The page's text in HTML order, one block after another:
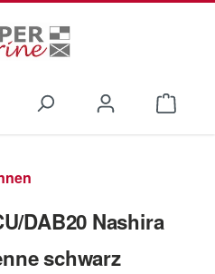
DAB20 Nashira
schwarz